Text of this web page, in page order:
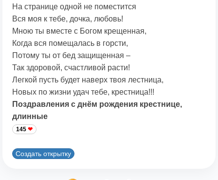
На странице одной не поместится
Вся моя к тебе, дочка, любовь!
Мною ты вместе с Богом крещенная,
Когда вся помещалась в горсти,
Потому ты от бед защищенная –
Так здоровой, счастливой расти!
Легкой пусть будет наверх твоя лестница,
Новых по жизни удач тебе, крестница!!!
Поздравления с днём рождения крестнице,
длинные
145
Создать открытку